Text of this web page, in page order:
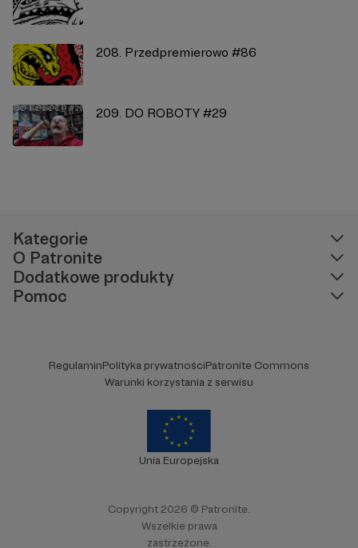
208. Przedpremierowo #86
209. DO ROBOTY #29
Kategorie
O Patronite
Dodatkowe produkty
Pomoc
RegulaminPolityka prywatnościPatronite Commons
Warunki korzystania z serwisu
Unia Europejska
Copyright 2026 © Patronite.
Wszelkie prawa
zastrzeżone.